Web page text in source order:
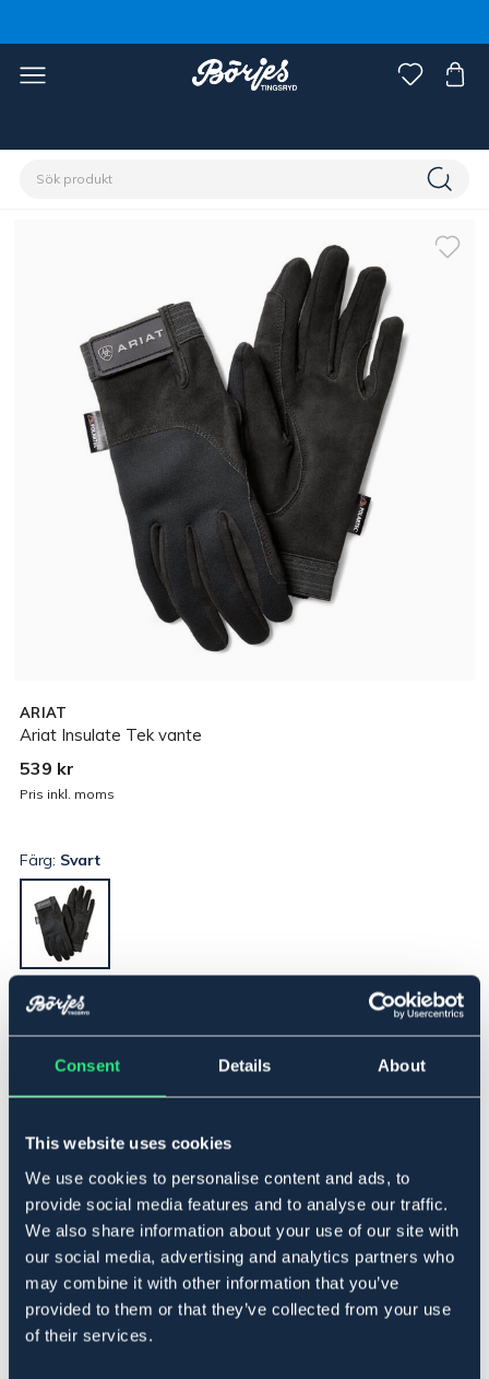
Consent Details About
This website uses cookies
We use cookies to personalise content and ads, to
provide social media features and to analyse our traffic.
We also share information about your use of our site with
our social media, advertising and analytics partners who
may combine it with other information that you’ve
provided to them or that they’ve collected from your use
of their services.
ARIAT
Ariat Insulate Tek vante
539 kr
Pris inkl. moms
Färg: Svart
6 ▾
I lager
Produktbeskrivning
Utformad för att tillgodose sportens krav ställer Ariat-
handskar en ny standard i prestanda. De är
konstruerade med Polartec® Wind Pro ® stretch fleece
för maximal isolering, med en ytbeläggning på fleece för